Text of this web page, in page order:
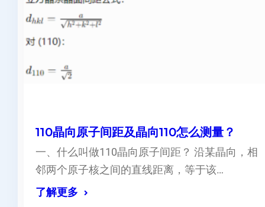
110晶向原子间距及晶向110怎么测量？
一、什么叫做110晶向原子间距？ 沿某晶向，相
邻两个原子核之间的直线距离，等于该…
了解更多